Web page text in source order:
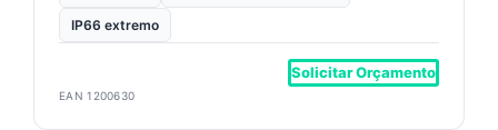
IP66 extremo
Solicitar Orçamento
EAN 1200630